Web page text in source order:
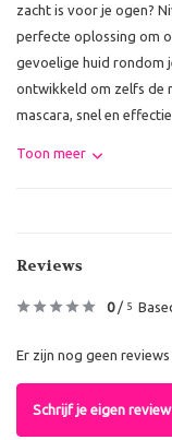
zacht is voor je ogen?
perfecte oplossing om
gevoelige huid rondom
ontwikkeld om zelfs de
mascara, snel en
Toon meer
Reviews
0/ 5
Er zijn nog geen
Schrijf je eigen review